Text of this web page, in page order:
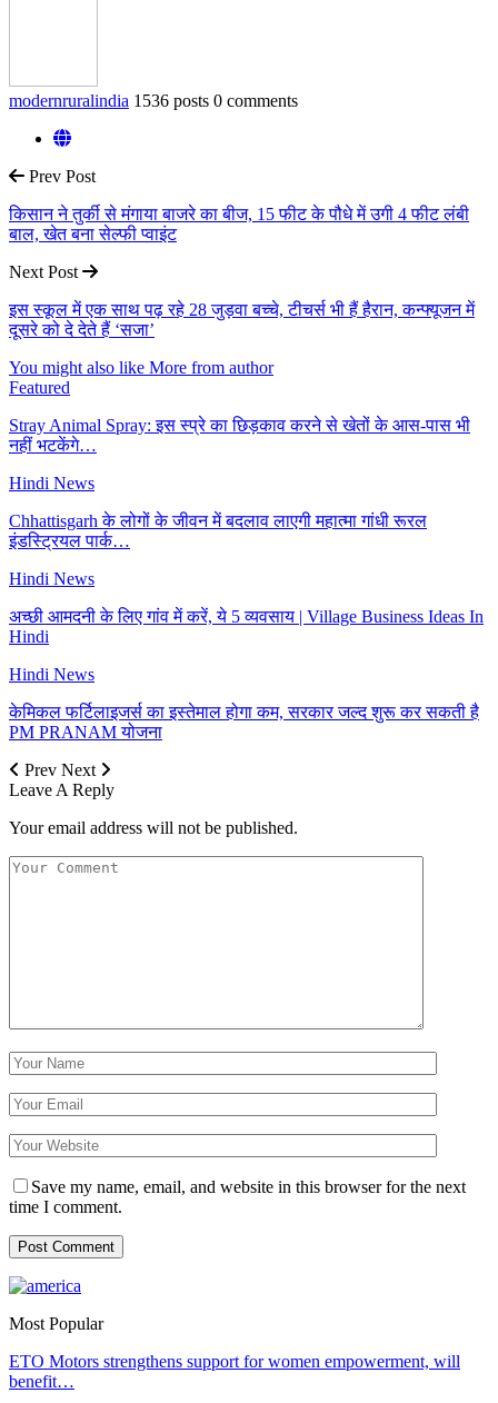
modernruralindia 1536 posts 0 comments
Prev Post
किसान ने तुर्की से मंगाया बाजरे का बीज, 15 फीट के पौधे में उगी 4 फीट लंबी
बाल, खेत बना सेल्फी प्वाइंट
Next Post
इस स्कूल में एक साथ पढ़ रहे 28 जुड़वा बच्चे, टीचर्स भी हैं हैरान, कन्फ्यूजन में
दूसरे को दे देते हैं ‘सजा’
You might also like More from author
Featured
Stray Animal Spray: इस स्प्रे का छिड़काव करने से खेतों के आस-पास भी
नहीं भटकेंगे…
Hindi News
Chhattisgarh के लोगों के जीवन में बदलाव लाएगी महात्मा गांधी रूरल
इंडस्ट्रियल पार्क…
Hindi News
अच्छी आमदनी के लिए गांव में करें, ये 5 व्यवसाय | Village Business Ideas In
Hindi
Hindi News
केमिकल फर्टिलाइजर्स का इस्तेमाल होगा कम, सरकार जल्द शुरू कर सकती है
PM PRANAM योजना
Prev Next
Leave A Reply
Your email address will not be published.
Save my name, email, and website in this browser for the next
time I comment.
Most Popular
ETO Motors strengthens support for women empowerment, will
benefit…